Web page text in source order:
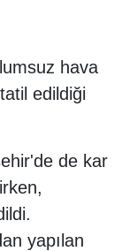
hava
edildiği
de kar
yapılan